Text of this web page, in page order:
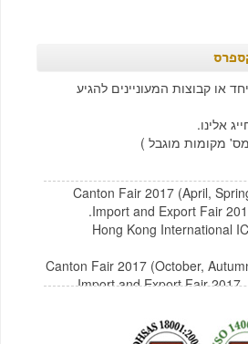
או קבוצות המעוניינים להגיע
אלינו.
מקומות מוגבל )
Canton Fair 2017 (April,
Import and Export Fair
Hong Kong International
Canton Fair 2017 (October,
Import and Export Fair
מסיןלחץ כאן